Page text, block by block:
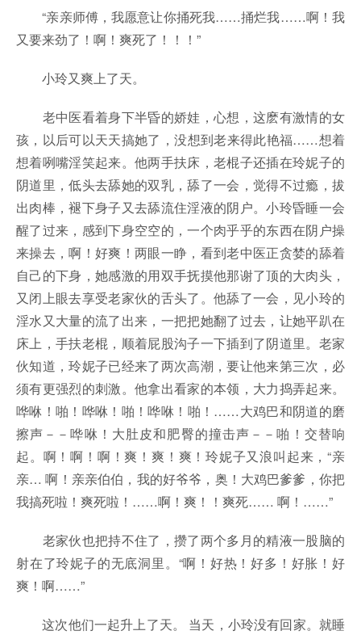
“亲亲师傅，我愿意让你捅死我……捅烂我……啊！我
又要来劲了！啊！爽死了！！！”
小玲又爽上了天。
老中医看着身下半昏的娇娃，心想，这麽有激情的女
孩，以后可以天天搞她了，没想到老来得此艳福……想着
想着咧嘴淫笑起来。他两手扶床，老棍子还插在玲妮子的
阴道里，低头去舔她的双乳，舔了一会，觉得不过瘾，拔
出肉棒，褪下身子又去舔流住淫液的阴户。小玲昏睡一会
醒了过来，感到下身空空的，一个肉乎乎的东西在阴户操
来操去，啊！好爽！两眼一睁，看到老中医正贪婪的舔着
自己的下身，她感激的用双手抚摸他那谢了顶的大肉头，
又闭上眼去享受老家伙的舌头了。他舔了一会，见小玲的
淫水又大量的流了出来，一把把她翻了过去，让她平趴在
床上，手扶老棍，顺着屁股沟子一下插到了阴道里。老家
伙知道，玲妮子已经来了两次高潮，要让他来第三次，必
须有更强烈的刺激。他拿出看家的本领，大力捣弄起来。
哗咻！啪！哗咻！啪！哗咻！啪！……大鸡巴和阴道的磨
擦声－－哗咻！大肚皮和肥臀的撞击声－－啪！交替响
起。啊！啊！啊！爽！爽！爽！玲妮子又浪叫起来，“亲
亲… 啊！亲亲伯伯，我的好爷爷，奥！大鸡巴爹爹，你把
我搞死啦！爽死啦！……啊！爽！！爽死…… 啊！……”
老家伙也把持不住了，攒了两个多月的精液一股脑的
射在了玲妮子的无底洞里。“啊！好热！好多！好胀！好
爽！啊……”
这次他们一起升上了天。 当天，小玲没有回家。就睡